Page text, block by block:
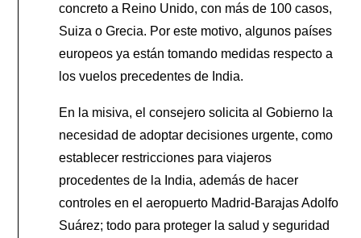
concreto a Reino Unido, con más de 100 casos,
Suiza o Grecia. Por este motivo, algunos países
europeos ya están tomando medidas respecto a
los vuelos precedentes de India.
En la misiva, el consejero solicita al Gobierno la
necesidad de adoptar decisiones urgente, como
establecer restricciones para viajeros
procedentes de la India, además de hacer
controles en el aeropuerto Madrid-Barajas Adolfo
Suárez; todo para proteger la salud y seguridad